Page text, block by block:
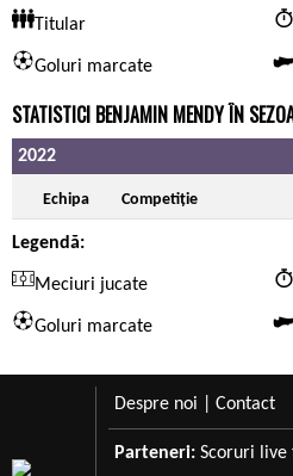
Titular
Goluri marcate
STATISTICI BENJAMIN MENDY ÎN
2022
Echipa Competiție
Legendă:
Meciuri jucate
Goluri marcate
Despre noi Contact
Parteneri: Scoruri live